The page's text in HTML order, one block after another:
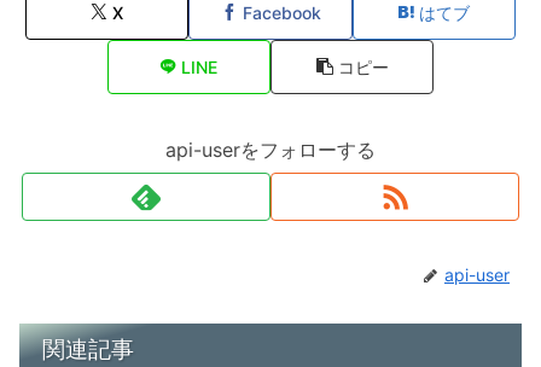
X Facebook はてブ
LINE コピー
api-userをフォローする
api-user
関連記事